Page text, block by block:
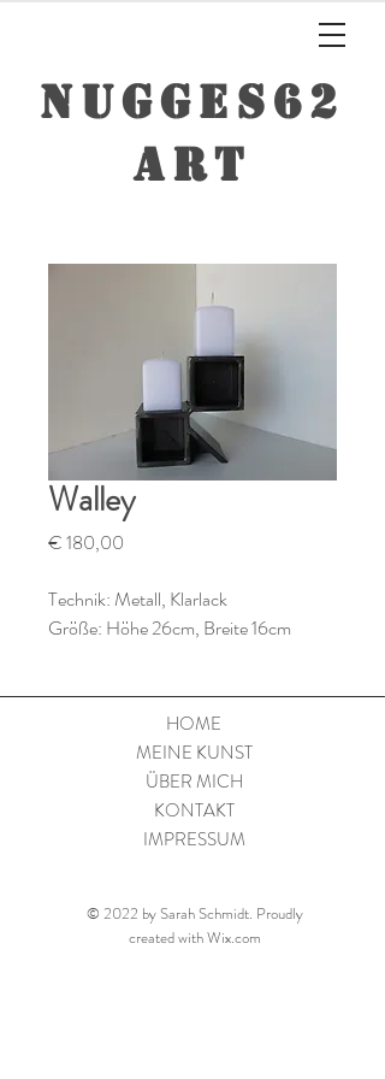
NUGGES62
ART
Walley
€ 180,00
Technik: Metall, Klarlack
Größe: Höhe 26cm, Breite 16cm
HOME
MEINE KUNST
ÜBER MICH
KONTAKT
IMPRESSUM
© 2022 by Sarah Schmidt. Proudly
created withWix.com